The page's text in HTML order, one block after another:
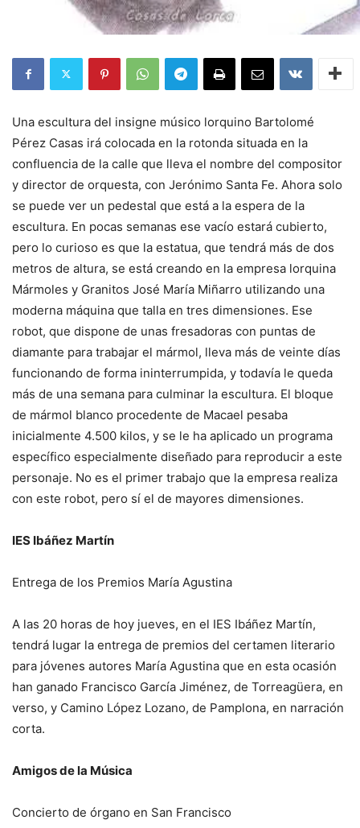
Una escultura del insigne músico lorquino Bartolomé
Pérez Casas irá colocada en la rotonda situada en la
confluencia de la calle que lleva el nombre del compositor
y director de orquesta, con Jerónimo Santa Fe. Ahora solo
se puede ver un pedestal que está a la espera de la
escultura. En pocas semanas ese vacío estará cubierto,
pero lo curioso es que la estatua, que tendrá más de dos
metros de altura, se está creando en la empresa lorquina
Mármoles y Granitos José María Miñarro utilizando una
moderna máquina que talla en tres dimensiones. Ese
robot, que dispone de unas fresadoras con puntas de
diamante para trabajar el mármol, lleva más de veinte días
funcionando de forma ininterrumpida, y todavía le queda
más de una semana para culminar la escultura. El bloque
de mármol blanco procedente de Macael pesaba
inicialmente 4.500 kilos, y se le ha aplicado un programa
específico especialmente diseñado para reproducir a este
personaje. No es el primer trabajo que la empresa realiza
con este robot, pero sí el de mayores dimensiones.
IES Ibáñez Martín
Entrega de los Premios María Agustina
A las 20 horas de hoy jueves, en el IES Ibáñez Martín,
tendrá lugar la entrega de premios del certamen literario
para jóvenes autores María Agustina que en esta ocasión
han ganado Francisco García Jiménez, de Torreagüera, en
verso, y Camino López Lozano, de Pamplona, en narración
corta.
Amigos de la Música
Concierto de órgano en San Francisco